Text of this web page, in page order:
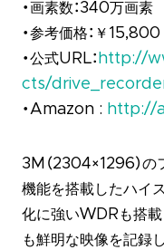
・画素数：340万画素
・参考価格：￥15,800
・公式URL： http://
cts/
・Amazon : http://
3M（2304×1296）の
機能を搭載したハイ
化に強いWDRも搭載
も鮮明な映像を記録